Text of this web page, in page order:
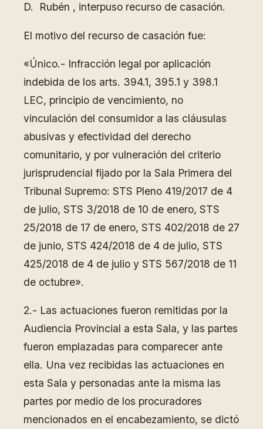
D. Rubén , interpuso recurso de casación.
El motivo del recurso de casación fue:
«Único.- Infracción legal por aplicación
indebida de los arts. 394.1, 395.1 y 398.1
LEC, principio de vencimiento, no
vinculación del consumidor a las cláusulas
abusivas y efectividad del derecho
comunitario, y por vulneración del criterio
jurisprudencial fijado por la Sala Primera del
Tribunal Supremo: STS Pleno 419/2017 de 4
de julio, STS 3/2018 de 10 de enero, STS
25/2018 de 17 de enero, STS 402/2018 de 27
de junio, STS 424/2018 de 4 de julio, STS
425/2018 de 4 de julio y STS 567/2018 de 11
de octubre».
2.- Las actuaciones fueron remitidas por la
Audiencia Provincial a esta Sala, y las partes
fueron emplazadas para comparecer ante
ella. Una vez recibidas las actuaciones en
esta Sala y personadas ante la misma las
partes por medio de los procuradores
mencionados en el encabezamiento, se dictó